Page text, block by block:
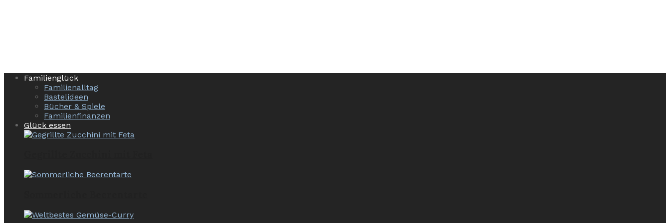
Familienglück
Familienalltag
Bastelideen
Bücher & Spiele
Familienfinanzen
Glück essen